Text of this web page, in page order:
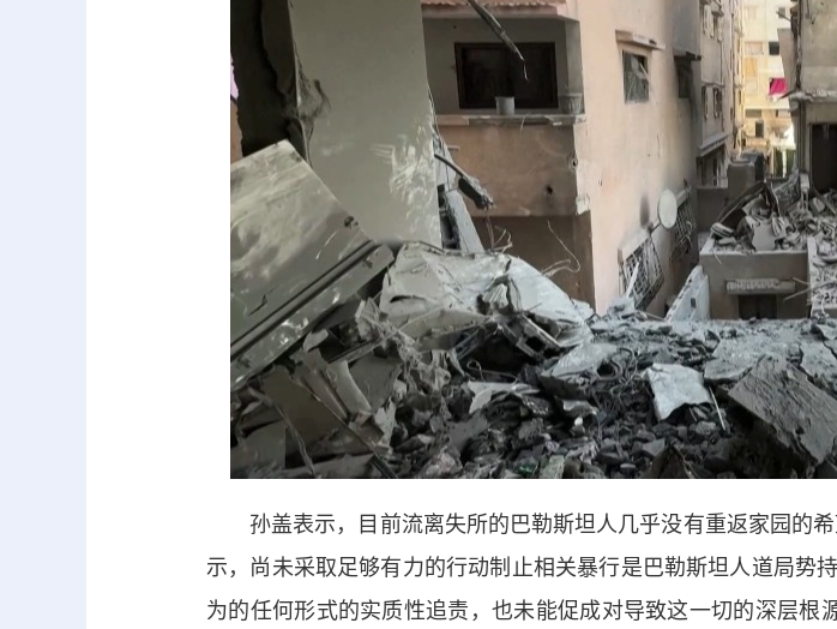
孙盖表示，目前流离失所的巴勒斯坦人几乎没有重返家园的希
示，尚未采取足够有力的行动制止相关暴行是巴勒斯坦人道局势
为的任何形式的实质性追责，也未能促成对导致这一切的深层